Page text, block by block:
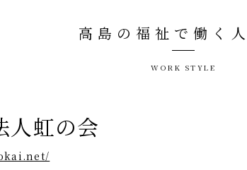
高島の福祉で働く
WORK STYLE
人虹の会